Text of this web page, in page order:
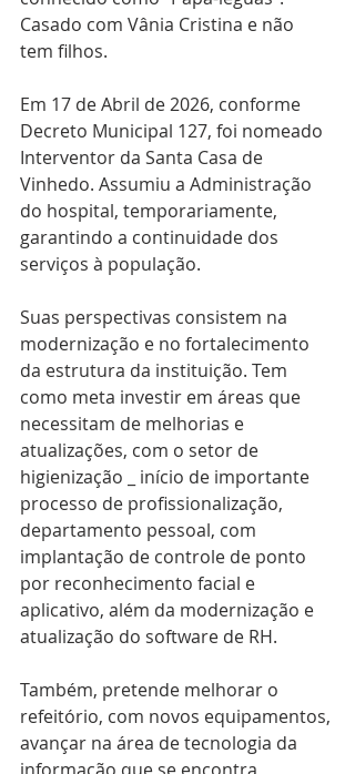
Casado com Vânia Cristina e não
tem filhos.
Em 17 de Abril de 2026, conforme
Decreto Municipal 127, foi nomeado
Interventor da Santa Casa de
Vinhedo. Assumiu a Administração
do hospital, temporariamente,
garantindo a continuidade dos
serviços à população.
Suas perspectivas consistem na
modernização e no fortalecimento
da estrutura da instituição. Tem
como meta investir em áreas que
necessitam de melhorias e
atualizações, com o setor de
higienização _ início de importante
processo de profissionalização,
departamento pessoal, com
implantação de controle de ponto
por reconhecimento facial e
aplicativo, além da modernização e
atualização do software de RH.
Também, pretende melhorar o
refeitório, com novos equipamentos,
avançar na área de tecnologia da
informação que se encontra